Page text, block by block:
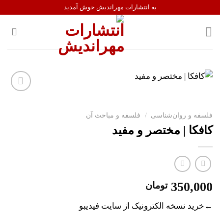
به انتشارات مهراندیش خوش آمدید
فلسفه و روان‌شناسی / فلسفه و مباحث آن
کافکا | مختصر و مفید
350,000 تومان
←خرید نسخه الکترونیک از سایت فیدیبو